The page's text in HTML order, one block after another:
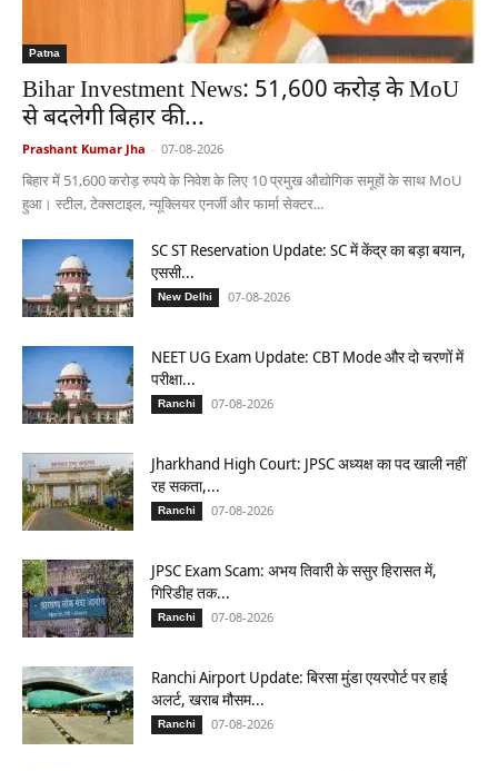
Patna
Bihar Investment News: 51,600 करोड़ के MoU
से बदलेगी बिहार की...
Prashant Kumar Jha - 07-08-2026
बिहार में 51,600 करोड़ रुपये के निवेश के लिए 10 प्रमुख औद्योगिक समूहों के साथ MoU
हुआ। स्टील, टेक्सटाइल, न्यूक्लियर एनर्जी और फार्मा सेक्टर...
SC ST Reservation Update: SC में केंद्र का बड़ा बयान,
एससी...
New Delhi 07-08-2026
NEET UG Exam Update: CBT Mode और दो चरणों में
परीक्षा...
Ranchi 07-08-2026
Jharkhand High Court: JPSC अध्यक्ष का पद खाली नहीं
रह सकता,...
Ranchi 07-08-2026
JPSC Exam Scam: अभय तिवारी के ससुर हिरासत में,
गिरिडीह तक...
Ranchi 07-08-2026
Ranchi Airport Update: बिरसा मुंडा एयरपोर्ट पर हाई
अलर्ट, खराब मौसम...
Ranchi 07-08-2026